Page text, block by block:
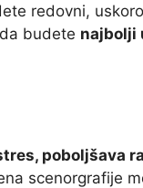
redovni,
budete najbolji
poboljšava
scenorgrafije